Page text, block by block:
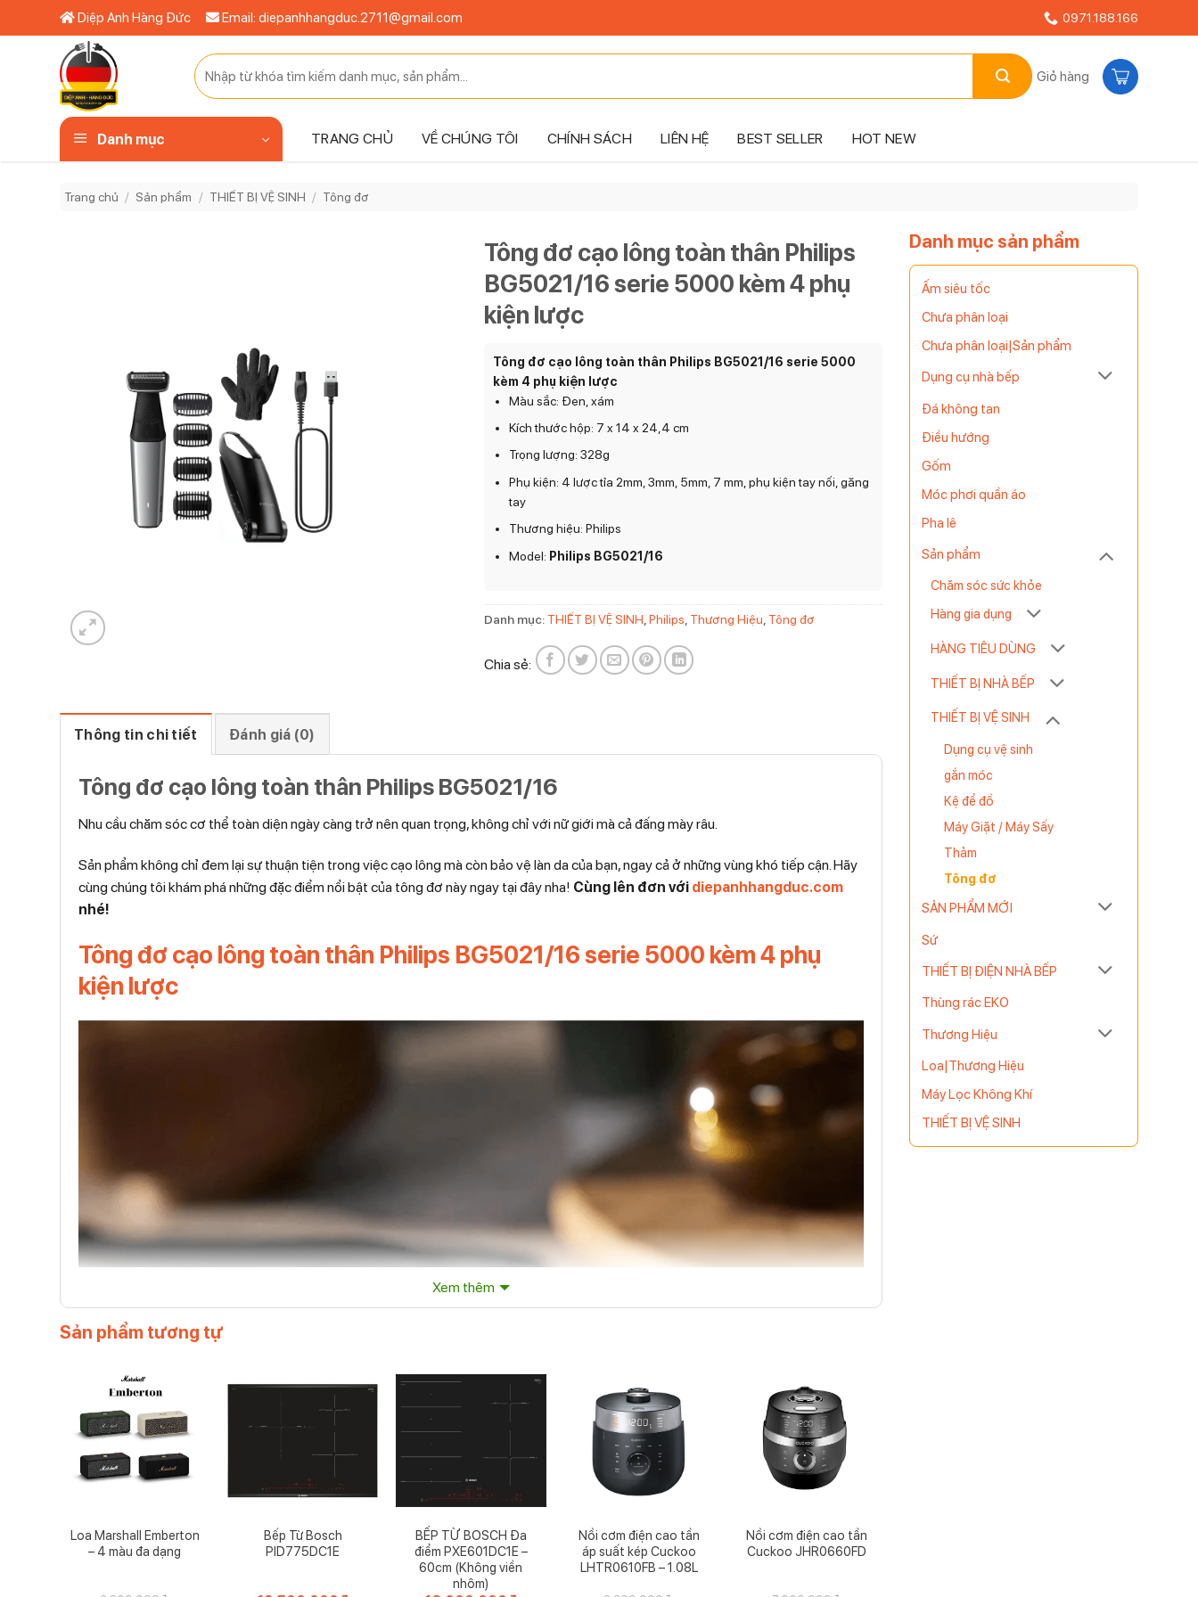
qua
Diệp Anh Hàng Đức Email: diepanhhangduc.2711@gmail.com 0971.188.166
Tìm
kiếm:
Giỏ hàng
Danh mục TRANG CHỦ VỀ CHÚNG TÔI CHÍNH SÁCH LIÊN HỆ BEST SELLER HOT NEW
Trang chủ / Sản phẩm / THIẾT BỊ VỆ SINH / Tông đơ
Danh mục sản phẩm
Ấm siêu tốc
Chưa phân loại
Chưa phân loại|Sản phẩm
Dụng cụ nhà bếp
Đá không tan
Điều hướng
Gốm
Móc phơi quần áo
Pha lê
Sản phẩm
Chăm sóc sức khỏe
Hàng gia dụng
HÀNG TIÊU DÙNG
THIẾT BỊ NHÀ BẾP
THIẾT BỊ VỆ SINH
Dụng cụ vệ sinh
gắn móc
Kệ để đồ
Máy Giặt / Máy Sấy
Thảm
Tông đơ
SẢN PHẨM MỚI
Sứ
THIẾT BỊ ĐIỆN NHÀ BẾP
Thùng rác EKO
Thương Hiệu
Loa|Thương Hiệu
Máy Lọc Không Khí
THIẾT BỊ VỆ SINH
Tông đơ cạo lông toàn thân Philips
BG5021/16 serie 5000 kèm 4 phụ
kiện lược
Tông đơ cạo lông toàn thân Philips BG5021/16 serie 5000
kèm 4 phụ kiện lược
Màu sắc: Đen, xám
Kích thước hộp: 7 x 14 x 24,4 cm
Trọng lượng: 328g
Phụ kiện: 4 lược tỉa 2mm, 3mm, 5mm, 7 mm, phụ kiện tay nối, găng
tay
Thương hiệu: Philips
Model: Philips BG5021/16
Danh mục: THIẾT BỊ VỆ SINH ,Philips Thương Hiệu Tông đơ
Chia sẻ:
Thông tin chi tiết Đánh giá (0)
Tông đơ cạo lông toàn thân Philips BG5021/16
Nhu cầu chăm sóc cơ thể toàn diện ngày càng trở nên quan trọng, không chỉ với nữ giới mà cả đấng mày râu.
Sản phẩm không chỉ đem lại sự thuận tiện trong việc cạo lông mà còn bảo vệ làn da của bạn, ngay cả ở những vùng khó tiếp cận. Hãy
cùng chúng tôi khám phá những đặc điểm nổi bật của tông đơ này ngay tại đây nha! Cùng lên đơn với diepanhhangduc.com
nhé!
Tông đơ cạo lông toàn thân Philips BG5021/16 serie 5000 kèm 4 phụ
kiện lược
Xem thêm
Sản phẩm tương tự
Loa Marshall Emberton
– 4 màu đa dạng
Bếp Từ Bosch
PID775DC1E
BẾP TỪ BOSCH Đa
điểm PXE601DC1E –
60cm (Không viền
nhôm)
Nồi cơm điện cao tần
áp suất kép Cuckoo
LHTR0610FB – 1.08L
Nồi cơm điện cao tần
Cuckoo JHR0660FD